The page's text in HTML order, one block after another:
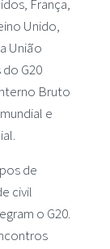
França,
Unido,
União
G20
Bruto
e
de
civil
o G20.